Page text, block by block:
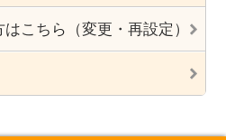
こちら（変更・再設定）